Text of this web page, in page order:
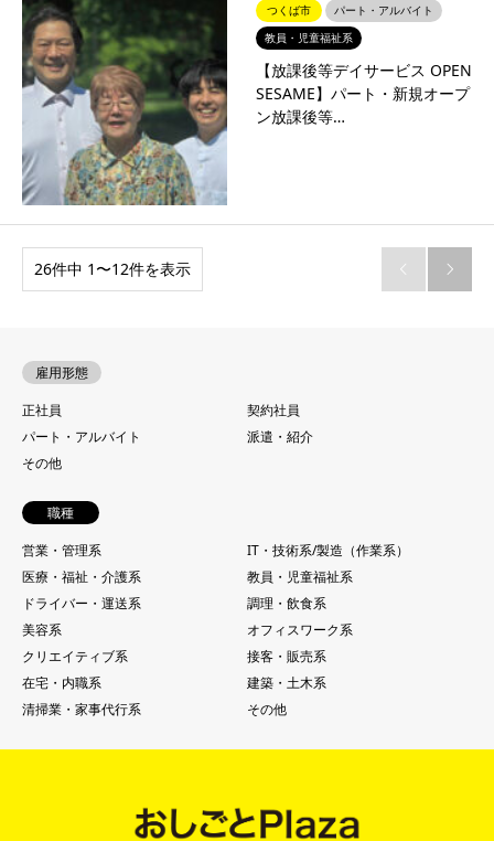
つくば市
パート・アルバイト
教員・児童福祉系
【放課後等デイサービス OPEN
SESAME】パート・新規オープ
ン放課後等…
26件中 1〜12件を表示  
雇用形態
正社員
契約社員
パート・アルバイト
派遣・紹介
その他
職種
営業・管理系
IT・技術系/製造（作業系）
医療・福祉・介護系
教員・児童福祉系
ドライバー・運送系
調理・飲食系
美容系
オフィスワーク系
クリエイティブ系
接客・販売系
在宅・内職系
建築・土木系
清掃業・家事代行系
その他